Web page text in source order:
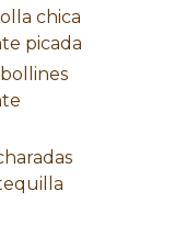
chica
picada